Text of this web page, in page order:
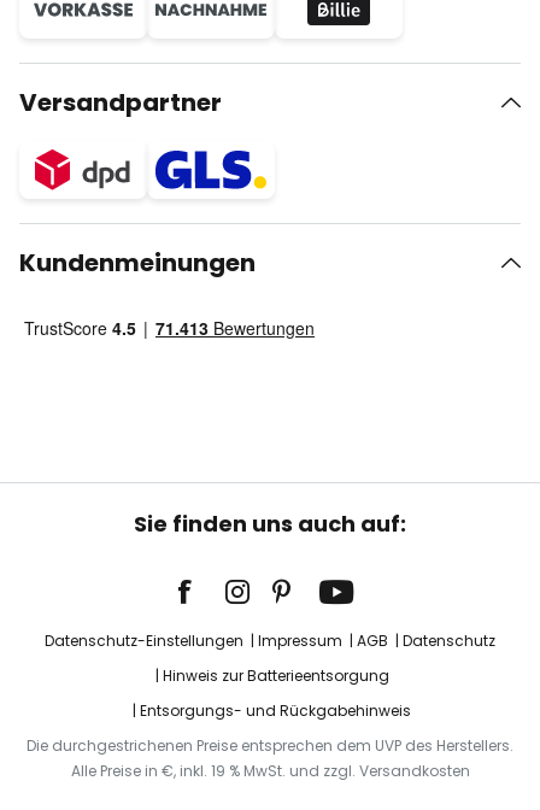
Versandpartner
Kundenmeinungen
Sie finden uns auch auf:
Datenschutz-Einstellungen Impressum AGB
Datenschutz
Hinweis zur Batterieentsorgung
Entsorgungs- und Rückgabehinweis
Die durchgestrichenen Preise entsprechen dem UVP des Herstellers.
Alle Preise in €, inkl. 19 % MwSt. und zzgl. Versandkosten